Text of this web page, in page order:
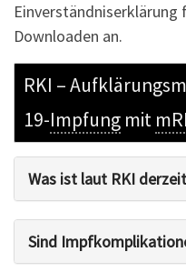
Einverständniserklärung
Downloaden an.
RKI –
19-Impfung mit
Was ist laut RKI
Sind